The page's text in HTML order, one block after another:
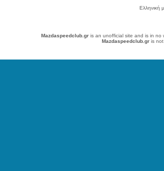
Ελληνική
Mazdaspeedclub.gris an unofficial site and is in no
Mazdaspeedclub.gris not